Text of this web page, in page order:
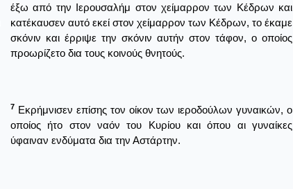
έξω από την Ιερουσαλήμ στον χείμαρρον των Κέδρων και
κατέκαυσεν αυτό εκεί στον χείμαρρον των Κέδρων, το έκαμε
σκόνιν και έρριψε την σκόνιν αυτήν στον τάφον, ο οποίος
προωρίζετο δια τους κοινούς θνητούς.
7 Εκρήμνισεν επίσης τον οίκον των ιεροδούλων γυναικών, ο
οποίος ήτο στον ναόν του Κυρίου και όπου αι γυναίκες
ύφαιναν ενδύματα δια την Αστάρτην.